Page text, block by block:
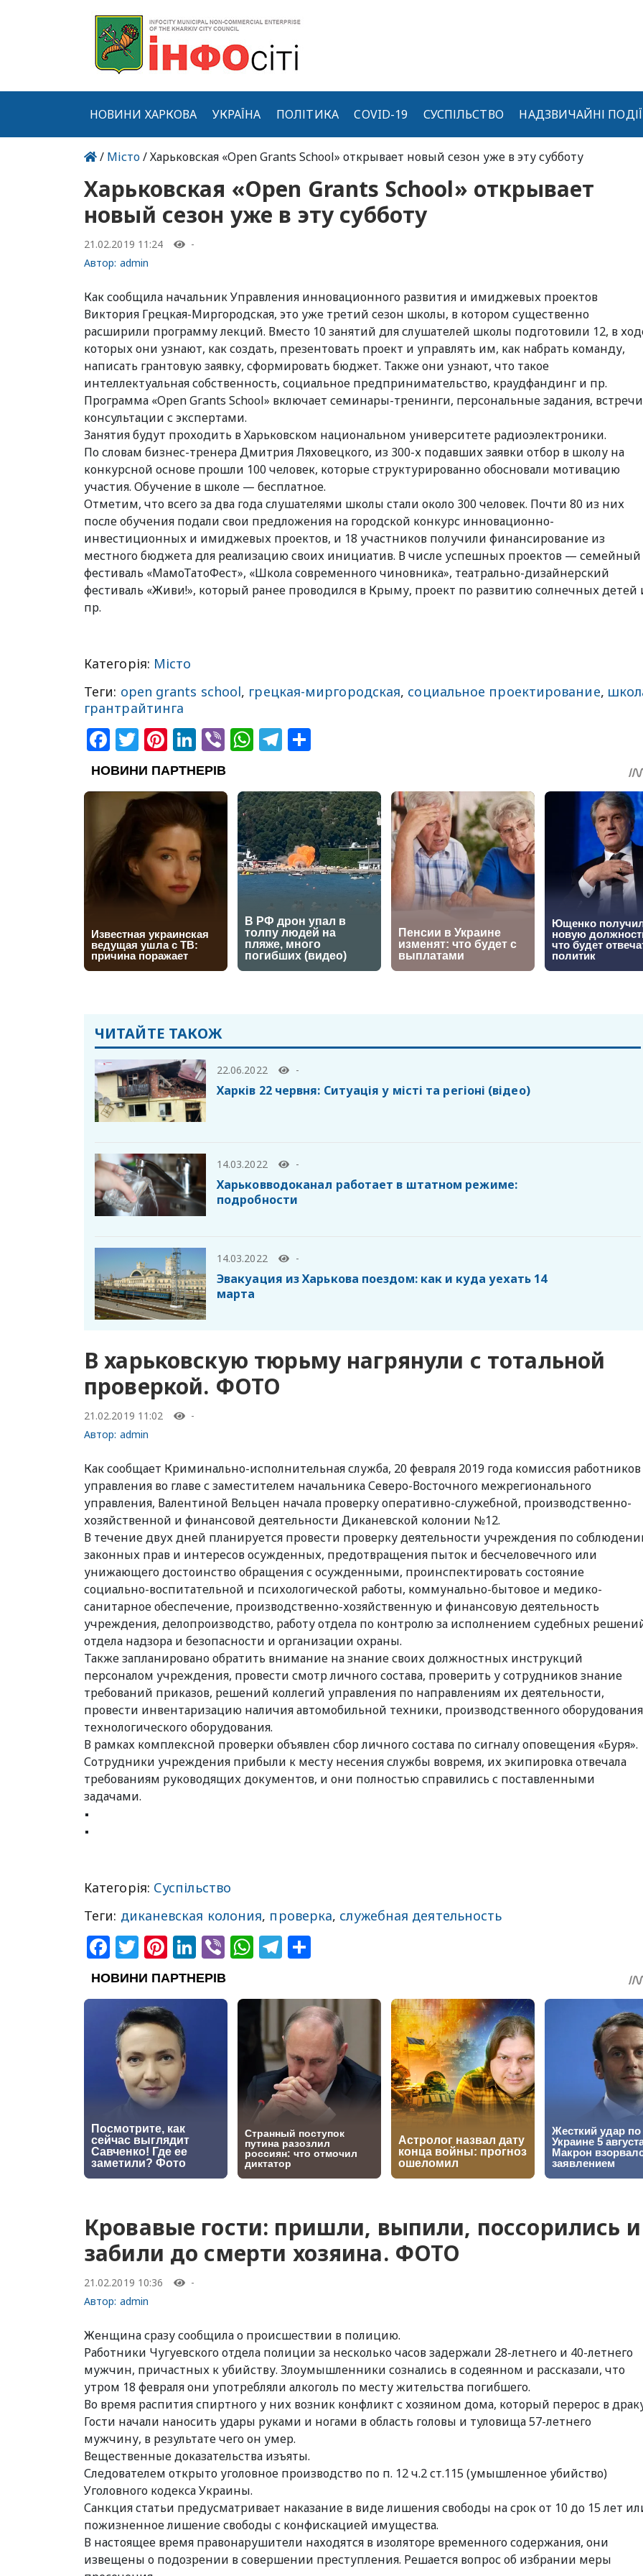
НОВИНИ ХАРКОВА УКРАЇНА ПОЛІТИКА COVID-19 СУСПІЛЬСТВО НАДЗВИЧАЙНІ ПОДІЇ
/ Місто/ Харьковская «Open Grants School» открывает новый сезон уже в эту субботу
Харьковская «Open Grants School» открывает
новый сезон уже в эту субботу
21.02.2019 11:24
-
Автор: admin
Как сообщила начальник Управления инновационного развития и имиджевых проектов
Виктория Грецкая-Миргородская, это уже третий сезон школы, в котором существенно
расширили программу лекций. Вместо 10 занятий для слушателей школы подготовили 12, в
которых они узнают, как создать, презентовать проект и управлять им, как набрать команду,
написать грантовую заявку, сформировать бюджет. Также они узнают, что такое
интеллектуальная собственность, социальное предпринимательство, краудфандинг и пр.
Программа «Open Grants School» включает семинары-тренинги, персональные задания,
консультации с экспертами.
Занятия будут проходить в Харьковском национальном университете радиоэлектроники.
По словам бизнес-тренера Дмитрия Ляховецкого, из 300-х подавших заявки отбор в школу на
конкурсной основе прошли 100 человек, которые структурированно обосновали мотивацию
участия. Обучение в школе — бесплатное.
Отметим, что всего за два года слушателями школы стали около 300 человек. Почти 80 из них
после обучения подали свои предложения на городской конкурс инновационно-
инвестиционных и имиджевых проектов, и 18 участников получили финансирование из
местного бюджета для реализацию своих инициатив. В числе успешных проектов — семейный
фестиваль «МамоТатоФест», «Школа современного чиновника», театрально-дизайнерский
фестиваль «Живи!», который ранее проводился в Крыму, проект по развитию солнечных детей
пр.
Категорія: Місто
Теги: open grants school, грецкая-миргородская, социальное проектирование,
грантрайтинга
Facebook
Twitter
Pinterest
LinkedIn
ViberWhatsApp
Telegram
ЧИТАЙТЕ ТАКОЖ
22.06.2022 -
Харків 22 червня: Cитуація у місті та регіоні (відео)
14.03.2022 -
Харьковводоканал работает в штатном режиме:
подробности
14.03.2022 -
Эвакуация из Харькова поездом: как и куда уехать 14
марта
В харьковскую тюрьму нагрянули с тотальной
проверкой. ФОТО
21.02.2019 11:02
-
Автор: admin
Как сообщает Криминально-исполнительная служба, 20 февраля 2019 года комиссия работников
управления во главе с заместителем начальника Северо-Восточного межрегионального
управления, Валентиной Вельцен начала проверку оперативно-служебной, производственно-
хозяйственной и финансовой деятельности Диканевской колонии №12.
В течение двух дней планируется провести проверку деятельности учреждения по
законных прав и интересов осужденных, предотвращения пыток и бесчеловечного или
унижающего достоинство обращения с осужденными, проинспектировать состояние
социально-воспитательной и психологической работы, коммунально-бытовое и медико-
санитарное обеспечение, производственно-хозяйственную и финансовую деятельность
учреждения, делопроизводство, работу отдела по контролю за исполнением судебных
отдела надзора и безопасности и организации охраны.
Также запланировано обратить внимание на знание своих должностных инструкций
персоналом учреждения, провести смотр личного состава, проверить у сотрудников знание
требований приказов, решений коллегий управления по направлениям их деятельности,
провести инвентаризацию наличия автомобильной техники, производственного
технологического оборудования.
В рамках комплексной проверки объявлен сбор личного состава по сигналу оповещения «Буря».
Сотрудники учреждения прибыли к месту несения службы вовремя, их экипировка отвечала
требованиям руководящих документов, и они полностью справились с поставленными
задачами.
Категорія: Суспільство
Теги: диканевская колония, проверка, служебная деятельность
Facebook
Twitter
Pinterest
LinkedIn
ViberWhatsApp
Telegram
Кровавые гости: пришли, выпили, поссорились и
забили до смерти хозяина. ФОТО
21.02.2019 10:36
-
Автор: admin
Женщина сразу сообщила о происшествии в полицию.
Работники Чугуевского отдела полиции за несколько часов задержали 28-летнего и 40-летнего
мужчин, причастных к убийству. Злоумышленники сознались в содеянном и рассказали, что
утром 18 февраля они употребляли алкоголь по месту жительства погибшего.
Во время распития спиртного у них возник конфликт с хозяином дома, который перерос в
Гости начали наносить удары руками и ногами в область головы и туловища 57-летнего
мужчину, в результате чего он умер.
Вещественные доказательства изъяты.
Следователем открыто уголовное производство по п. 12 ч.2 ст.115 (умышленное убийство)
Уголовного кодекса Украины.
Санкция статьи предусматривает наказание в виде лишения свободы на срок от 10 до 15 лет
пожизненное лишение свободы с конфискацией имущества.
В настоящее время правонарушители находятся в изоляторе временного содержания, они
извещены о подозрении в совершении преступления. Решается вопрос об избрании меры